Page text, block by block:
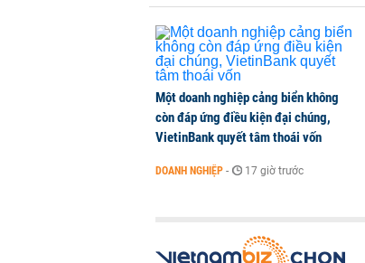
Một doanh nghiệp cảng biển không
còn đáp ứng điều kiện đại chúng,
VietinBank quyết tâm thoái vốn
DOANH NGHIỆP - 17 giờ trước